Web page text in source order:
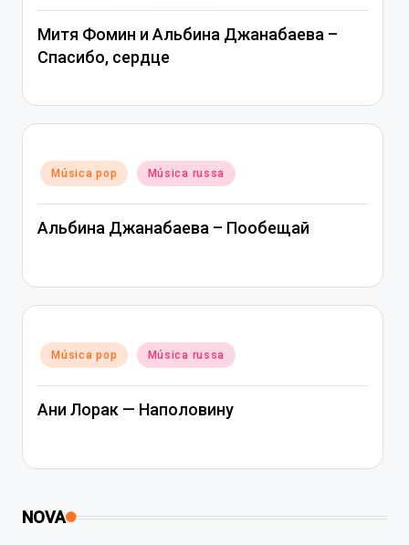
Митя Фомин и Альбина Джанабаева –
Спасибо, сердце
Posted
in
Música pop Música russa
Альбина Джанабаева – Пообещай
Posted
in
Música pop Música russa
Ани Лорак — Наполовину
NOVA